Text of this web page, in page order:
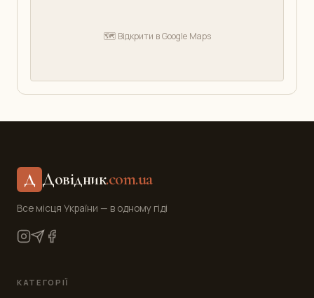
🗺️ Відкрити в Google Maps
Д Довідник.com.ua
Все місця України — в одному гіді
КАТЕГОРІЇ